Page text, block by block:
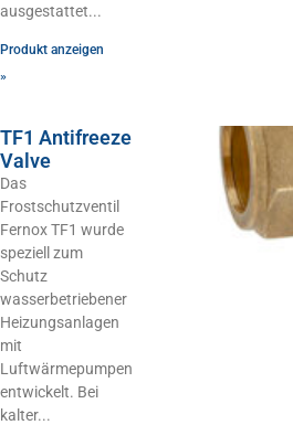
ausgestattet
Produkt anzeigen
»
TF1 Antifreeze
Valve
Das
Frostschutzventil
Fernox TF1 wurde
speziell zum
Schutz
wasserbetriebener
Heizungsanlagen
mit
Luftwärmepumpen
entwickelt. Bei
kalter